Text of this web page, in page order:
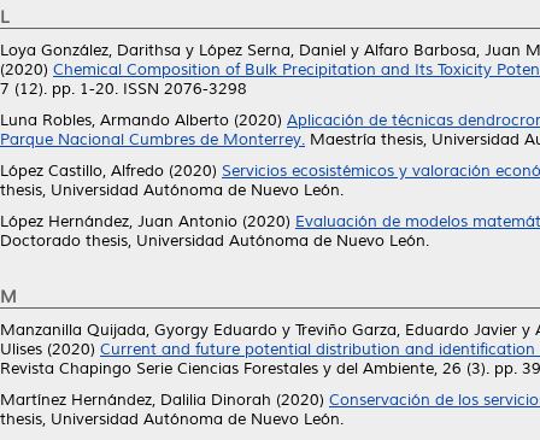
L
Loya González, Darithsa y López Serna, Daniel y Alfaro Barbosa, Juan
(2020) Chemical Composition of Bulk Precipitation and Its Toxicity
7 (12). pp. 1-20. ISSN 2076-3298
Luna Robles, Armando Alberto (2020) Aplicación de técnicas
Parque Nacional Cumbres de Monterrey. Maestría thesis, Universidad
López Castillo, Alfredo (2020) Servicios ecosistémicos y valoración
thesis, Universidad Autónoma de Nuevo León.
López Hernández, Juan Antonio (2020) Evaluación de modelos
Doctorado thesis, Universidad Autónoma de Nuevo León.
M
Manzanilla Quijada, Gyorgy Eduardo y Treviño Garza, Eduardo Javier y
Ulises (2020) Current and future potential distribution and
Revista Chapingo Serie Ciencias Forestales y del Ambiente, 26 (3). pp.
Martínez Hernández, Dalilia Dinorah (2020) Conservación de los
thesis, Universidad Autónoma de Nuevo León.